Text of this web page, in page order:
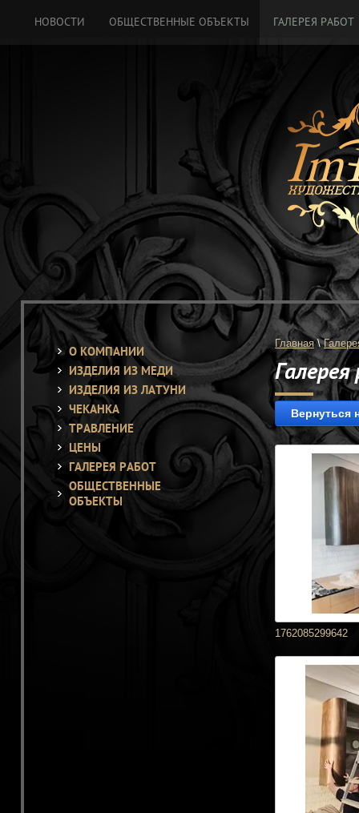
НОВОСТИ ОБЩЕСТВЕННЫЕ ОБЪЕКТЫ ГАЛЕРЕЯ РАБОТ
О КОМПАНИИ
ИЗДЕЛИЯ ИЗ МЕДИ
ИЗДЕЛИЯ ИЗ ЛАТУНИ
ЧЕКАНКА
ТРАВЛЕНИЕ
ЦЕНЫ
ГАЛЕРЕЯ РАБОТ
ОБЩЕСТВЕННЫЕ
ОБЪЕКТЫ
Главная \
Вернуться
1762085299642